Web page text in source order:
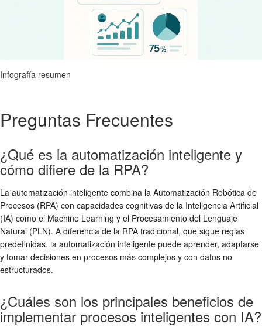
Infografía resumen
Preguntas Frecuentes
¿Qué es la automatización inteligente y
cómo difiere de la RPA?
La automatización inteligente combina la Automatización Robótica de
Procesos (RPA) con capacidades cognitivas de la Inteligencia Artificial
(IA) como el Machine Learning y el Procesamiento del Lenguaje
Natural (PLN). A diferencia de la RPA tradicional, que sigue reglas
predefinidas, la automatización inteligente puede aprender, adaptarse
y tomar decisiones en procesos más complejos y con datos no
estructurados.
¿Cuáles son los principales beneficios de
implementar procesos inteligentes con IA?